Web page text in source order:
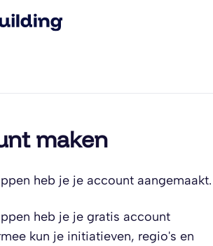
maken
heb je je account aangemaakt.
heb je je gratis account
kun je initiatieven, regio's en